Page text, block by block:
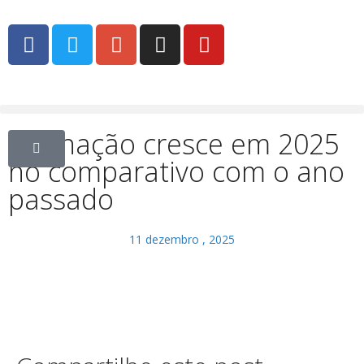
Vacinação cresce em 2025
no comparativo com o ano
passado
11 dezembro , 2025